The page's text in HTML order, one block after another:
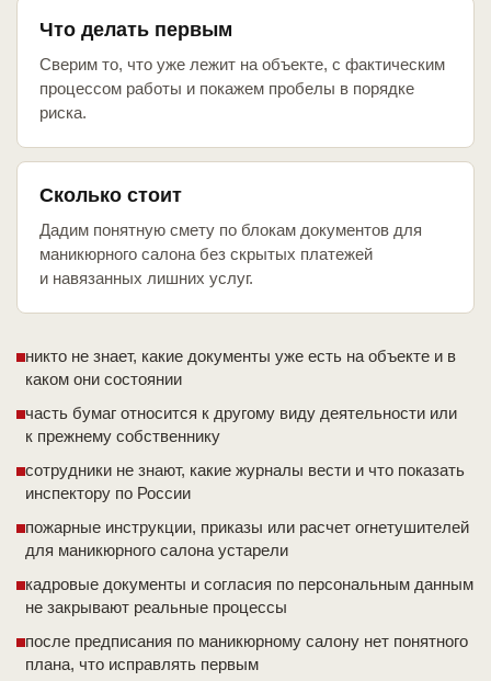
Что делать первым
Сверим то, что уже лежит на объекте, с фактическим
процессом работы и покажем пробелы в порядке
риска.
Сколько стоит
Дадим понятную смету по блокам документов для
маникюрного салона без скрытых платежей
и навязанных лишних услуг.
никто не знает, какие документы уже есть на объекте и в
каком они состоянии
часть бумаг относится к другому виду деятельности или
к прежнему собственнику
сотрудники не знают, какие журналы вести и что показать
инспектору по России
пожарные инструкции, приказы или расчет огнетушителей
для маникюрного салона устарели
кадровые документы и согласия по персональным данным
не закрывают реальные процессы
после предписания по маникюрному салону нет понятного
плана, что исправлять первым